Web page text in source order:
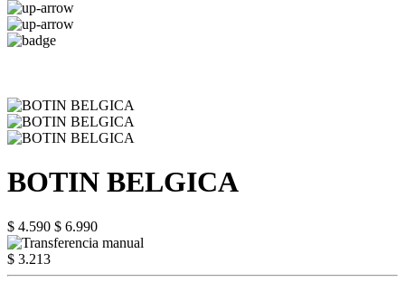
BOTIN BELGICA
$ 4.590 $ 6.990
$ 3.213